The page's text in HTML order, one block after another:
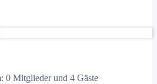
0 Mitglieder und 4 Gäste